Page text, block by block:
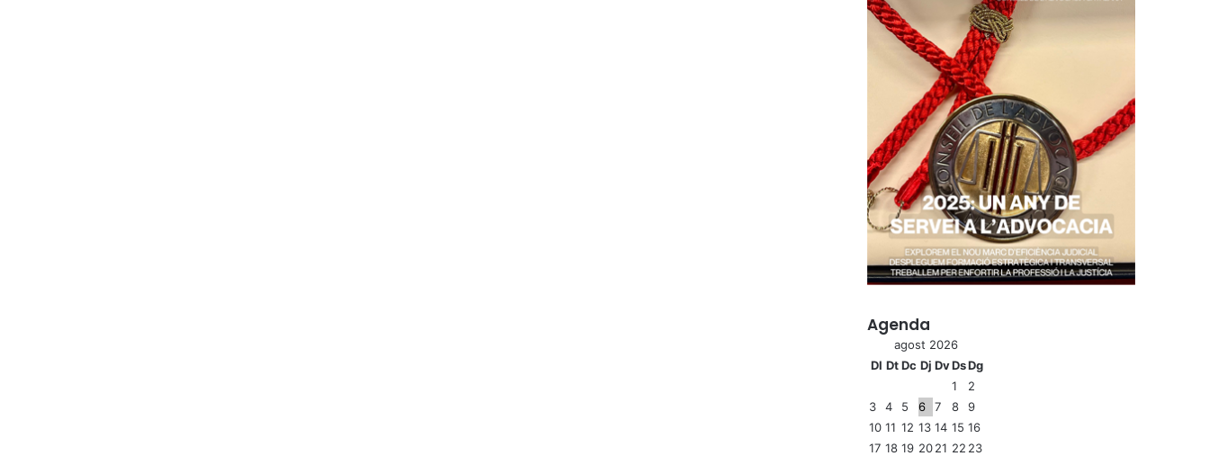
Agenda
agost 2026
Dl Dt Dc Dj DvDsDg
1
2
3
4 5 6 7 8
9
10 11 12 13 14 15 16
17 18 19 2021 22 23